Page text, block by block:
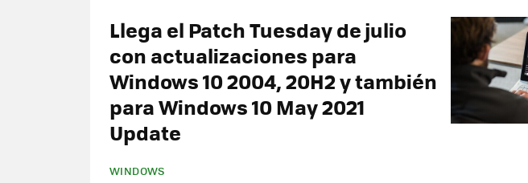
Llega el Patch Tuesday de julio
con actualizaciones para
Windows 10 2004, 20H2 y también
para Windows 10 May 2021
Update
WINDOWS